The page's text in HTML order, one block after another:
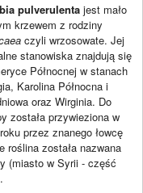
pulverulenta jest mało
krzewem z rodziny
czyli wrzosowate. Jej
stanowiska znajdują się
Północnej w stanach
Karolina Północna i
oraz Wirginia. Do
została przywieziona w
przez znanego łowcę
roślina została nazwana
(miasto w Syrii - część